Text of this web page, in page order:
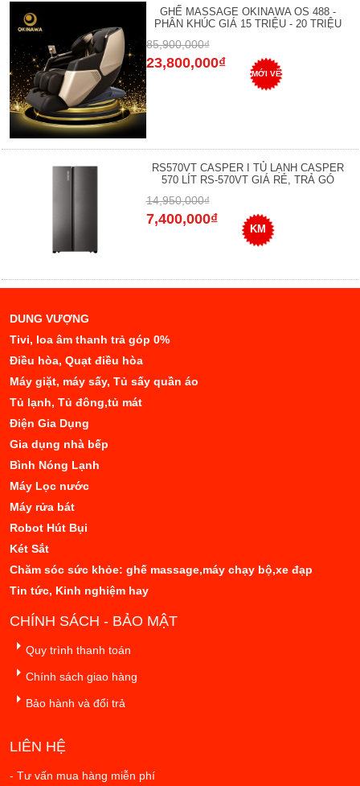
GHẾ MASSAGE OKINAWA OS 488 -
PHÂN KHÚC GIÁ 15 TRIỆU - 20 TRIỆU
85,900,000₫
23,800,000₫
MỚI VỀ
RS570VT CASPER I TỦ LẠNH CASPER
570 LÍT RS-570VT GIÁ RẺ, TRẢ GÓ
14,950,000₫
7,400,000₫
KM
DUNG VƯỢNG
Tivi, loa âm thanh trả góp 0%
Điều hòa, Quạt điều hòa
Máy giặt, máy sấy, Tủ sấy quần áo
Tủ lạnh, Tủ đông,tủ mát
Điện Gia Dụng
Gia dụng nhà bếp
Bình Nóng Lạnh
Máy Lọc nước
Máy rửa bát
Robot Hút Bụi
Két Sắt
Chăm sóc sức khỏe: ghế massage,máy chạy bộ,xe đạp
Tin tức, Kinh nghiệm hay
CHÍNH SÁCH - BẢO MẬT
Quy trình thanh toán
Chính sách giao hàng
Bảo hành và đổi trả
LIÊN HỆ
- Tư vấn mua hàng miễn phí